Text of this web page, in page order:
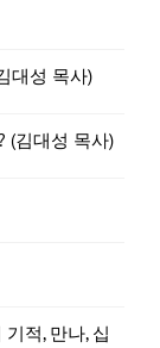
대성 목사)
(김대성 목사)
적, 만나, 십